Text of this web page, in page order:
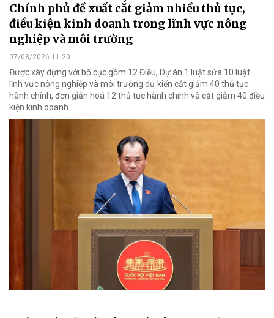
Chính phủ đề xuất cắt giảm nhiều thủ tục,
điều kiện kinh doanh trong lĩnh vực nông
nghiệp và môi trường
07/08/2026 11:20
Được xây dựng với bố cục gồm 12 Điều, Dự án 1 luật sửa 10 luật
lĩnh vực nông nghiệp và môi trường dự kiến cắt giảm 40 thủ tục
hành chính, đơn giản hoá 12 thủ tục hành chính và cắt giảm 40 điều
kiện kinh doanh.